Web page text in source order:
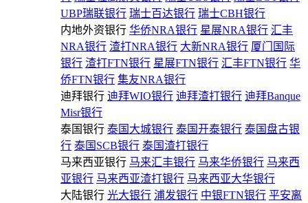
UBP瑞联银行 瑞士百达银行 瑞士CBH银行
内地外资银行 华侨NRA银行 星展NRA银行 汇丰
NRA银行 渣打NRA银行 大新NRA银行 厦门国际
银行 渣打FTN银行 星展FTN银行 汇丰FTN银行 华
侨FTN银行 集友NRA银行
迪拜银行 迪拜WIO银行 迪拜渣打银行 迪拜Banque
Misr银行
泰国银行 泰国大城银行 泰国开泰银行 泰国盘古银
行 泰国SCB银行 泰国渣打银行
马来西亚银行 马来汇丰银行 马来华侨银行 马来西
亚银行 马来西亚渣打银行 马来西亚大华银行
大陆银行 光大银行 浦发银行 中银FTN银行 平安离